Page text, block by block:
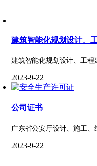
建筑智能化规划设计、
建筑智能化规划设计、工程
2023-9-22
公司证书
广东省公安厅设计、施工、
2023-9-22